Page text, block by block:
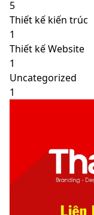
5
Thiết kế kiến trúc
1
Thiết kế Website
1
Uncategorized
1